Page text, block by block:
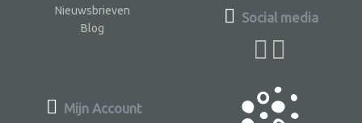
Nieuwsbrieven
Blog
Social media
Mijn Account